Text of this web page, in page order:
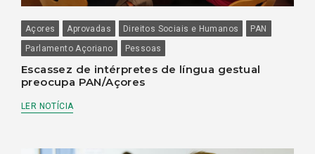
Açores Aprovadas Direitos Sociais e Humanos
PAN
Parlamento Açoriano
Pessoas
Escassez de intérpretes de língua gestual
preocupa PAN/Açores
LER NOTÍCIA